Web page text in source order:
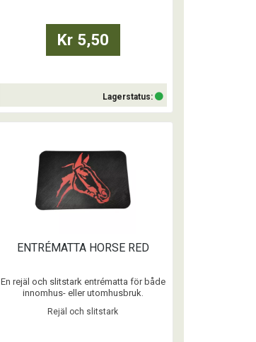
Kr 5,50
Lagerstatus:
ENTRÉMATTA HORSE RED
En rejäl och slitstark entrématta för både
innomhus- eller utomhusbruk.
...
Rejäl och slitstark